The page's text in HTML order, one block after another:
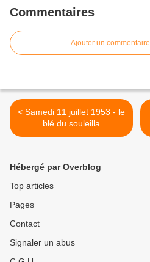
Commentaires
Ajouter un commentaire
< Samedi 11 juillet 1953 - le
blé du souleilla
Hébergé par Overblog
Top articles
Pages
Contact
Signaler un abus